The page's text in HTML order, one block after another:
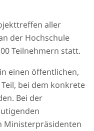
aller
der Hochschule
Teilnehmern statt.
einen öffentlichen,
bei dem konkrete
Bei der
Ministerpräsidenten